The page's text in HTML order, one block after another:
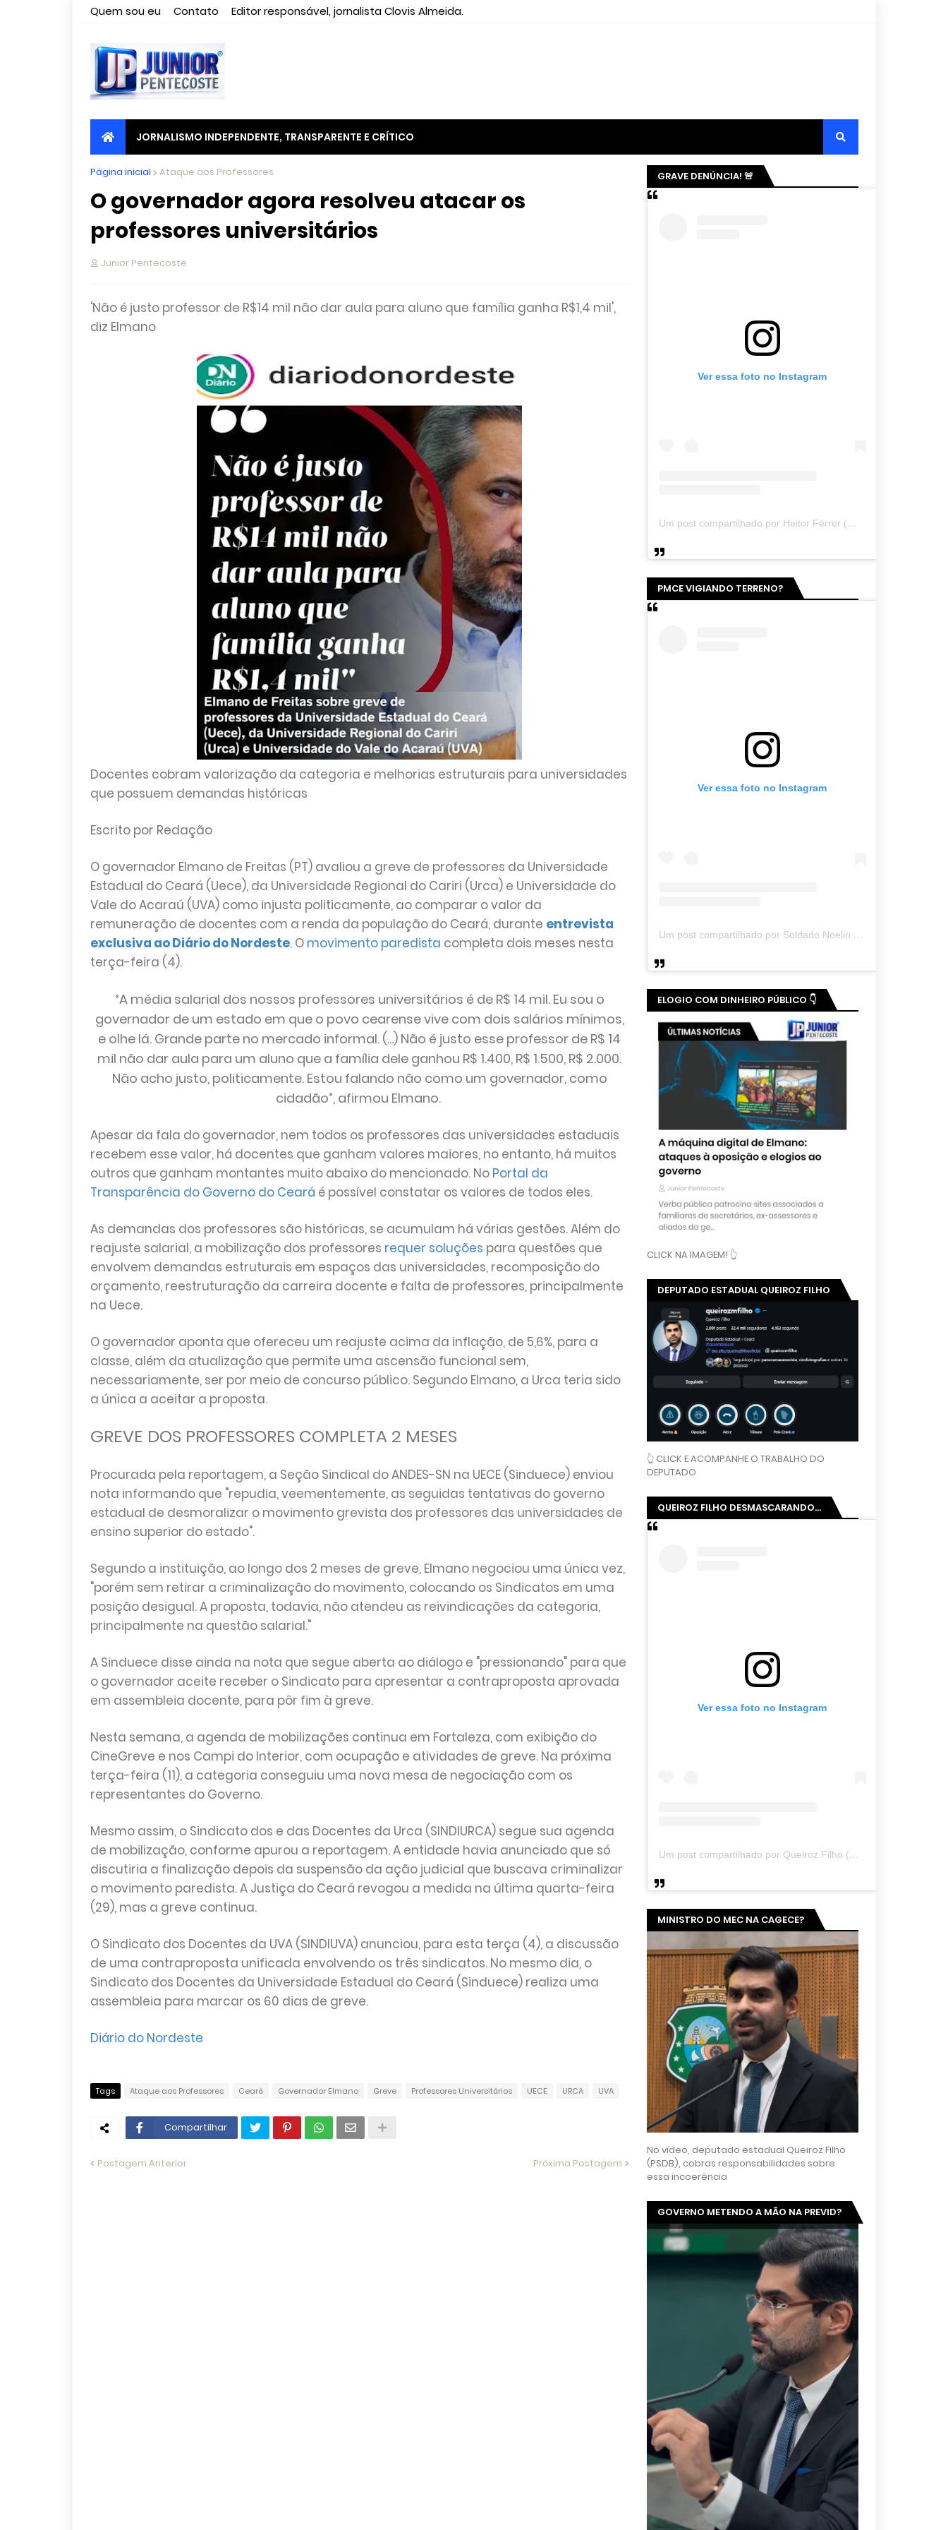
Quem sou eu Contato Editor responsável, jornalista Clovis Almeida.
JORNALISMO INDEPENDENTE, TRANSPARENTE E CRÍTICO
Página inicial Ataque aos Professores
O governador agora resolveu atacar os
professores universitários
Junior Pentecoste
'Não é justo professor de R$14 mil não dar aula para aluno que família ganha R$1,4 mil',
diz Elmano
Docentes cobram valorização da categoria e melhorias estruturais para universidades
que possuem demandas históricas
Escrito por Redação
O governador Elmano de Freitas (PT) avaliou a greve de professores da Universidade
Estadual do Ceará (Uece), da Universidade Regional do Cariri (Urca) e Universidade do
Vale do Acaraú (UVA) como injusta politicamente, ao comparar o valor da
remuneração de docentes com a renda da população do Ceará, durante entrevista
exclusiva ao Diário do Nordeste. O movimento paredista completa dois meses nesta
terça-feira (4).
“A média salarial dos nossos professores universitários é de R$ 14 mil. Eu sou o
governador de um estado em que o povo cearense vive com dois salários mínimos,
e olhe lá. Grande parte no mercado informal. (...) Não é justo esse professor de R$ 14
mil não dar aula para um aluno que a família dele ganhou R$ 1.400, R$ 1.500, R$ 2.000.
Não acho justo, politicamente. Estou falando não como um governador, como
cidadão”, afirmou Elmano.
Apesar da fala do governador, nem todos os professores das universidades estaduais
recebem esse valor, há docentes que ganham valores maiores, no entanto, há muitos
outros que ganham montantes muito abaixo do mencionado. No Portal da
Transparência do Governo do Ceará é possível constatar os valores de todos eles.
As demandas dos professores são históricas, se acumulam há várias gestões. Além do
reajuste salarial, a mobilização dos professores requer soluções para questões que
envolvem demandas estruturais em espaços das universidades, recomposição do
orçamento, reestruturação da carreira docente e falta de professores, principalmente
na Uece.
O governador aponta que ofereceu um reajuste acima da inflação, de 5,6%, para a
classe, além da atualização que permite uma ascensão funcional sem,
necessariamente, ser por meio de concurso público. Segundo Elmano, a Urca teria sido
a única a aceitar a proposta.
GREVE DOS PROFESSORES COMPLETA 2 MESES
Procurada pela reportagem, a Seção Sindical do ANDES-SN na UECE (Sinduece) enviou
nota informando que "repudia, veementemente, as seguidas tentativas do governo
estadual de desmoralizar o movimento grevista dos professores das universidades de
ensino superior do estado".
Segundo a instituição, ao longo dos 2 meses de greve, Elmano negociou uma única vez,
"porém sem retirar a criminalização do movimento, colocando os Sindicatos em uma
posição desigual. A proposta, todavia, não atendeu as reivindicações da categoria,
principalmente na questão salarial."
A Sinduece disse ainda na nota que segue aberta ao diálogo e "pressionando" para que
o governador aceite receber o Sindicato para apresentar a contraproposta aprovada
em assembleia docente, para pôr fim à greve.
Nesta semana, a agenda de mobilizações continua em Fortaleza, com exibição do
CineGreve e nos Campi do Interior, com ocupação e atividades de greve. Na próxima
terça-feira (11), a categoria conseguiu uma nova mesa de negociação com os
representantes do Governo.
Mesmo assim, o Sindicato dos e das Docentes da Urca (SINDIURCA) segue sua agenda
de mobilização, conforme apurou a reportagem. A entidade havia anunciado que só
discutiria a finalização depois da suspensão da ação judicial que buscava criminalizar
o movimento paredista. A Justiça do Ceará revogou a medida na última quarta-feira
(29), mas a greve continua.
O Sindicato dos Docentes da UVA (SINDIUVA) anunciou, para esta terça (4), a discussão
de uma contraproposta unificada envolvendo os três sindicatos. No mesmo dia, o
Sindicato dos Docentes da Universidade Estadual do Ceará (Sinduece) realiza uma
assembleia para marcar os 60 dias de greve.
Diário do Nordeste
Tags Ataque aos Professores Ceará Governador Elmano Greve Professores Universitários UECE URCA UVA
Compartilhar
Postagem Anterior Próxima Postagem
GRAVE DENÚNCIA! 🚨
Ver essa foto no Instagram
Um post compartilhado por Heitor Férrer (@heitor_ferrer77)
PMCE VIGIANDO TERRENO?
Ver essa foto no Instagram
Um post compartilhado por Soldado Noelio (@soldadonoelio)
ELOGIO COM DINHEIRO PÚBLICO 👇
CLICK NA IMAGEM! 👆
DEPUTADO ESTADUAL QUEIROZ FILHO
👆 CLICK E ACOMPANHE O TRABALHO DO
DEPUTADO
QUEIROZ FILHO DESMASCARANDO...
Ver essa foto no Instagram
Um post compartilhado por Queiroz Filho (@queirozmfilho)
MINISTRO DO MEC NA CAGECE?
No vídeo, deputado estadual Queiroz Filho
(PSDB), cobras responsabilidades sobre
essa incoerência
GOVERNO METENDO A MÃO NA PREVID?